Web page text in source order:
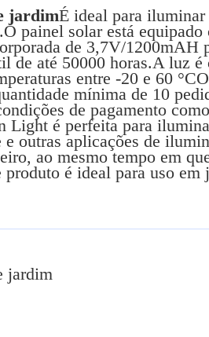
jardimÉ ideal para
painel solar está
de 3,7V/1200mAH
de até 50000 horas.A luz
entre -20 e 60
mínima de 10
de pagamento
é perfeita para
outras aplicações de
ao mesmo tempo em
é ideal para uso
jardim